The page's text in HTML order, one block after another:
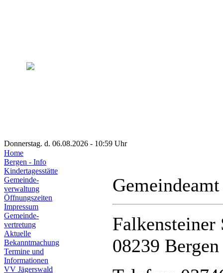
Donnerstag. d. 06.08.2026 - 10:59 Uhr
Home
Bergen - Info
Kindertagesstätte
Gemeinde-
verwaltung
Öffnungszeiten
Impressum
Gemeinde-
vertretung
Aktuelle
Bekanntmachung
Termine und
Informationen
VV Jägerswald
Falkensteiner
08239 Bergen